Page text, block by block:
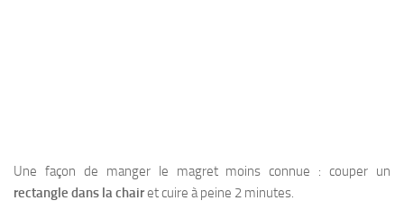
Une façon de manger le magret moins connue : couper un
rectangle dans la chairet cuire à peine 2 minutes.